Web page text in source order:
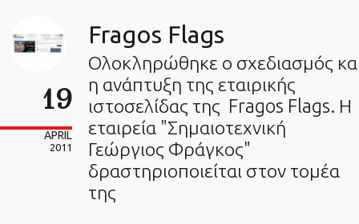
19
APRIL
2011
Fragos Flags
Ολοκληρώθηκε ο σχεδιασμός
η ανάπτυξη της εταιρικής
ιστοσελίδας της Fragos Flags. Η
εταιρεία "Σημαιοτεχνική
Γεώργιος Φράγκος"
δραστηριοποιείται στον τομέα
της